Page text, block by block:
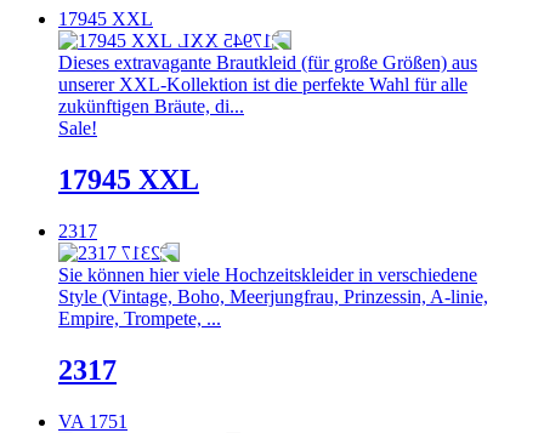
17945 XXL
Dieses extravagante Brautkleid (für große Größen) aus
unserer XXL-Kollektion ist die perfekte Wahl für alle
zukünftigen Bräute, di...
Sale!
17945 XXL
2317
Sie können hier viele Hochzeitskleider in verschiedene
Style (Vintage, Boho, Meerjungfrau, Prinzessin, A-linie,
Empire, Trompete, ...
2317
VA 1751